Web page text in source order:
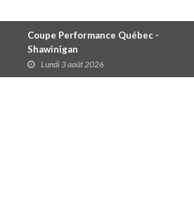
Coupe Performance Québec -
Shawinigan
Lundi 3 août 2026